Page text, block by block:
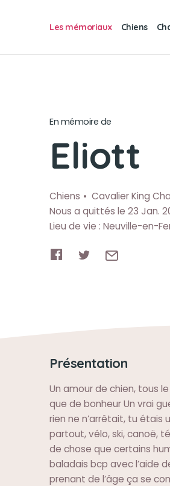
Les mémoriaux Chiens
En mémoire de
Eliott
Chiens Cavalier King
Nous a quittés le 23 Jan.
Lieu de vie : Neuville-en-
Présentation
Un amour de chien, tous
que de bonheur Un vrai
rien ne n’arrêtait, tu
partout, vélo, ski, canoë,
de chose que certains
baladais bcp avec l’aide
prenant de l’âge ça se